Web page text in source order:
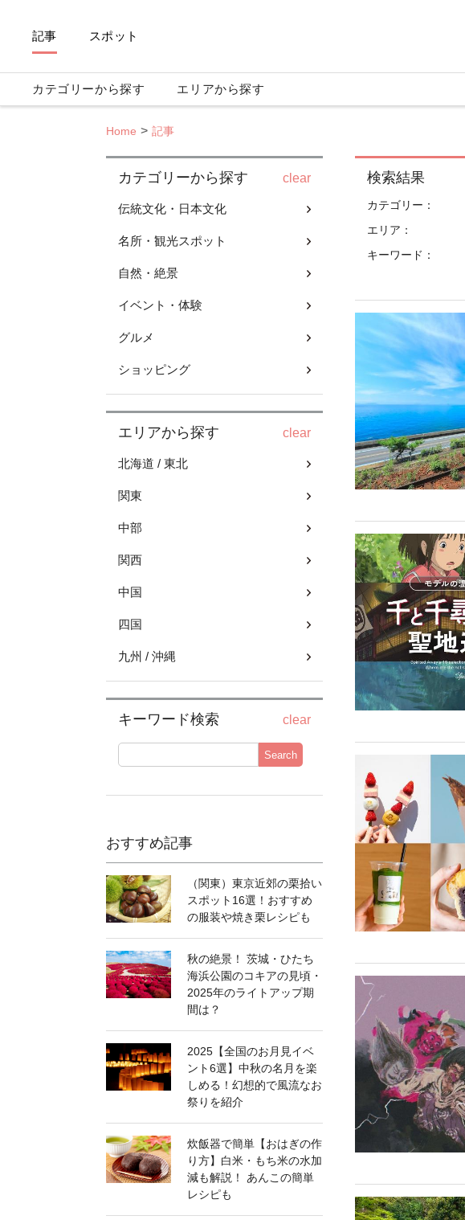
記事 スポット
カテゴリーから探す エリアから探す
Home 記事
カテゴリーから探す clear
伝統文化・日本文化
名所・観光スポット
自然・絶景
イベント・体験
グルメ
ショッピング
エリアから探す clear
北海道 / 東北
関東
中部
関西
中国
四国
九州 / 沖縄
キーワード検索 clear
Search
おすすめ記事
（関東）東京近郊の栗拾い
スポット16選！おすすめ
の服装や焼き栗レシピも
秋の絶景！ 茨城・ひたち
海浜公園のコキアの見頃・
2025年のライトアップ期
間は？
2025【全国のお月見イベ
ント6選】中秋の名月を楽
しめる！幻想的で風流なお
祭りを紹介
炊飯器で簡単【おはぎの作
り方】白米・もち米の水加
減も解説！ あんこの簡単
レシピも
検索結果
カテゴリー：
エリア：
キーワード：